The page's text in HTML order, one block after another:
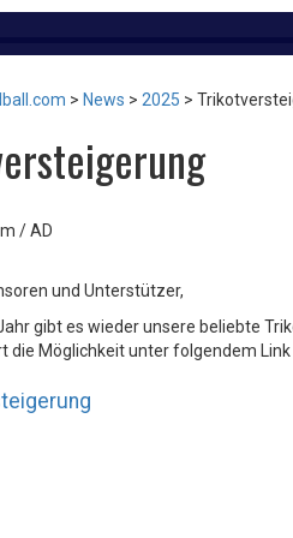
> News > 2025 >
/ AD
und Unterstützer,
gibt es wieder unsere beliebte
die Möglichkeit unter folgendem